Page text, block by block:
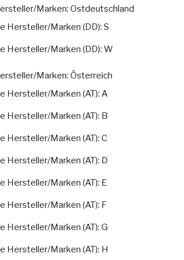
Marken: Ostdeutschland
Hersteller/Marken (DD): S
Hersteller/Marken (DD): W
Marken: Österreich
Hersteller/Marken (AT): A
Hersteller/Marken (AT): B
Hersteller/Marken (AT): C
Hersteller/Marken (AT): D
Hersteller/Marken (AT): E
Hersteller/Marken (AT): F
Hersteller/Marken (AT): G
Hersteller/Marken (AT): H